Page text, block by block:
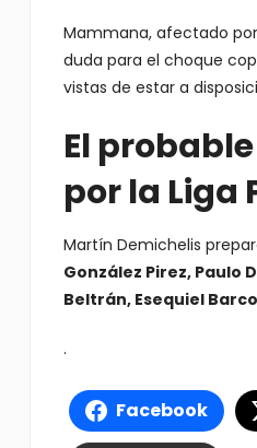
Mammana, afectado
duda para el choque
vistas de estar a
El
por la Liga
Martín Demichelis
González Pirez, Paulo
Beltrán, Esequiel
.
Facebook